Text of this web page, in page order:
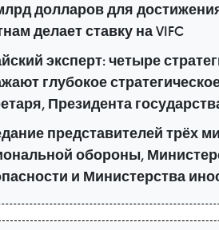
долларов для
делает ставку на VIFC
эксперт: четыре
глубокое
Президента
представителей трёх
обороны,
и Министерства